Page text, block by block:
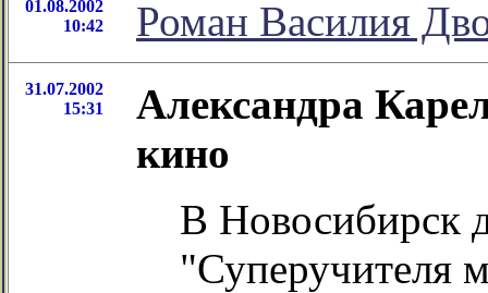
01.08.2002
10:42
Роман Василия
31.07.2002
15:31
Александра
кино
В Новосибирск
"Суперучителя